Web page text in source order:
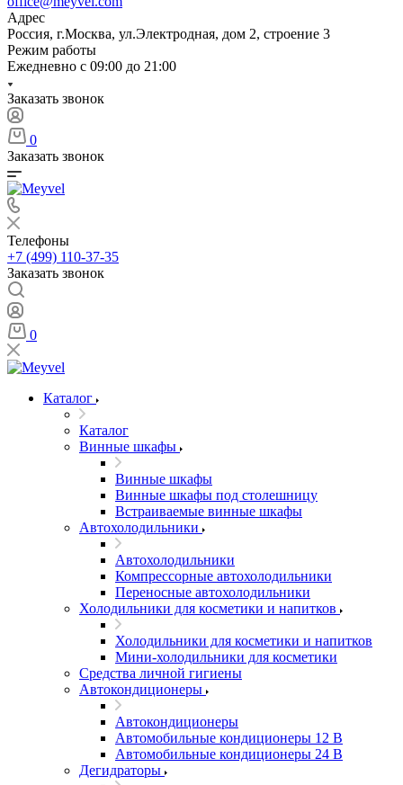
Адрес
Россия, г.Москва, ул.Электродная, дом 2, строение 3
Режим работы
Ежедневно с 09:00 до 21:00
Заказать звонок
0
Заказать звонок
Телефоны
+7 (499) 110-37-35
Заказать звонок
0
Каталог
Каталог
Винные шкафы
Винные шкафы
Винные шкафы под столешницу
Встраиваемые винные шкафы
Автохолодильники
Автохолодильники
Компрессорные автохолодильники
Переносные автохолодильники
Холодильники для косметики и напитков
Холодильники для косметики и напитков
Мини-холодильники для косметики
Cредства личной гигиены
Автокондиционеры
Автокондиционеры
Автомобильные кондиционеры 12 В
Автомобильные кондиционеры 24 В
Дегидраторы